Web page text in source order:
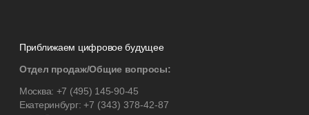
Приближаем цифровое будущее
Отдел продаж/Общие вопросы:
Москва: +7 (495) 145-90-45
Екатеринбург:+7 (343) 378-42-87